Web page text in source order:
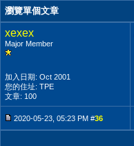
瀏覽單個文章
xexex
Major Member
加入日期: Oct 2001
您的住址: TPE
文章: 100
2020-05-23, 05:23 PM #36